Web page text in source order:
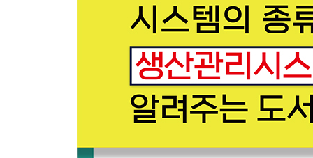
5-5 손익분기점 분석과 비용 절감
5-6 이익 관리와 다른 현금 흐름 관리
COLUMN 생산 관리의 미래 ⑤ 생산 전략에 파이
제 6장 KPI 관리와 가시화 시스템
6-2 경보등을 이용한 가시화, 제어반, PLC의 가시화